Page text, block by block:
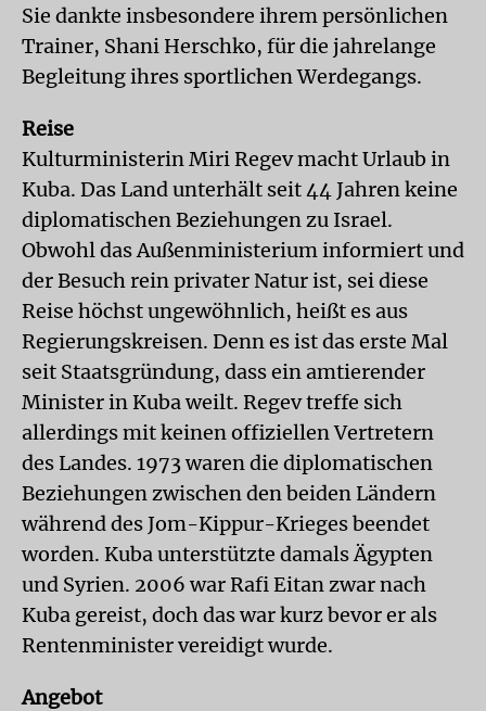
Sie dankte insbesondere ihrem persönlichen
Trainer, Shani Herschko, für die jahrelange
Begleitung ihres sportlichen Werdegangs.
Reise
Kulturministerin Miri Regev macht Urlaub in
Kuba. Das Land unterhält seit 44 Jahren keine
diplomatischen Beziehungen zu Israel.
Obwohl das Außenministerium informiert und
der Besuch rein privater Natur ist, sei diese
Reise höchst ungewöhnlich, heißt es aus
Regierungskreisen. Denn es ist das erste Mal
seit Staatsgründung, dass ein amtierender
Minister in Kuba weilt. Regev treffe sich
allerdings mit keinen offiziellen Vertretern
des Landes. 1973 waren die diplomatischen
Beziehungen zwischen den beiden Ländern
während des Jom-Kippur-Krieges beendet
worden. Kuba unterstützte damals Ägypten
und Syrien. 2006 war Rafi Eitan zwar nach
Kuba gereist, doch das war kurz bevor er als
Rentenminister vereidigt wurde.
Angebot